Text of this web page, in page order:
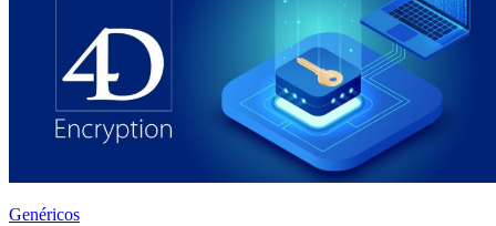
Genéricos